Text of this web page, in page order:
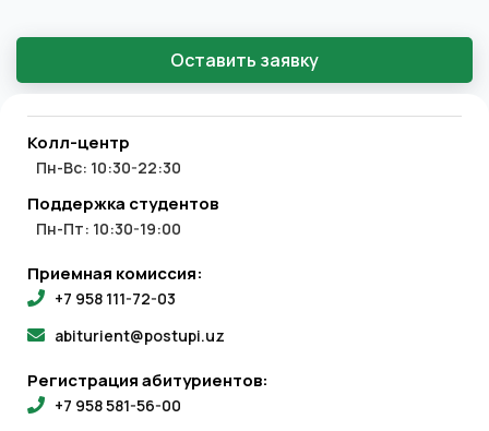
Оставить заявку
Колл-центр
Пн-Вс: 10:30-22:30
Поддержка студентов
Пн-Пт: 10:30-19:00
Приемная комиссия:
+7 958 111-72-03
abiturient@postupi.uz
Регистрация абитуриентов:
+7 958 581-56-00